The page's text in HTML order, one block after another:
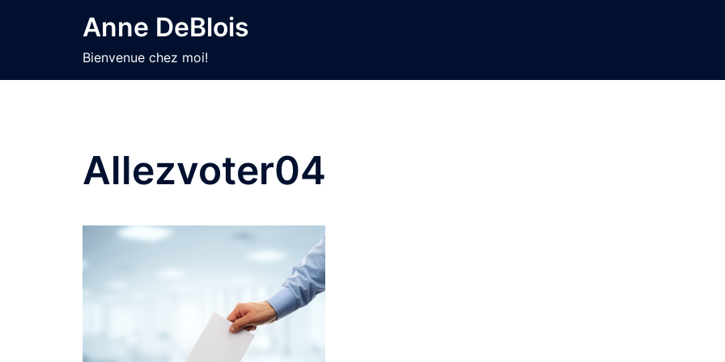
Anne DeBlois
Bienvenue chez moi!
Allezvoter04